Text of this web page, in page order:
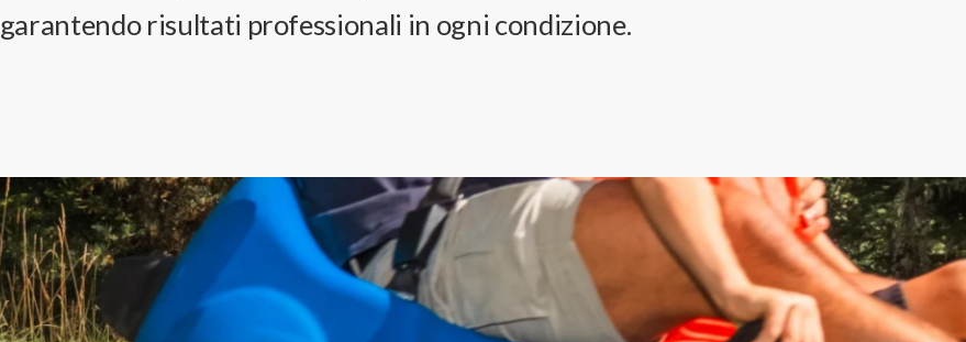
garantendo risultati professionali in ogni condizione.